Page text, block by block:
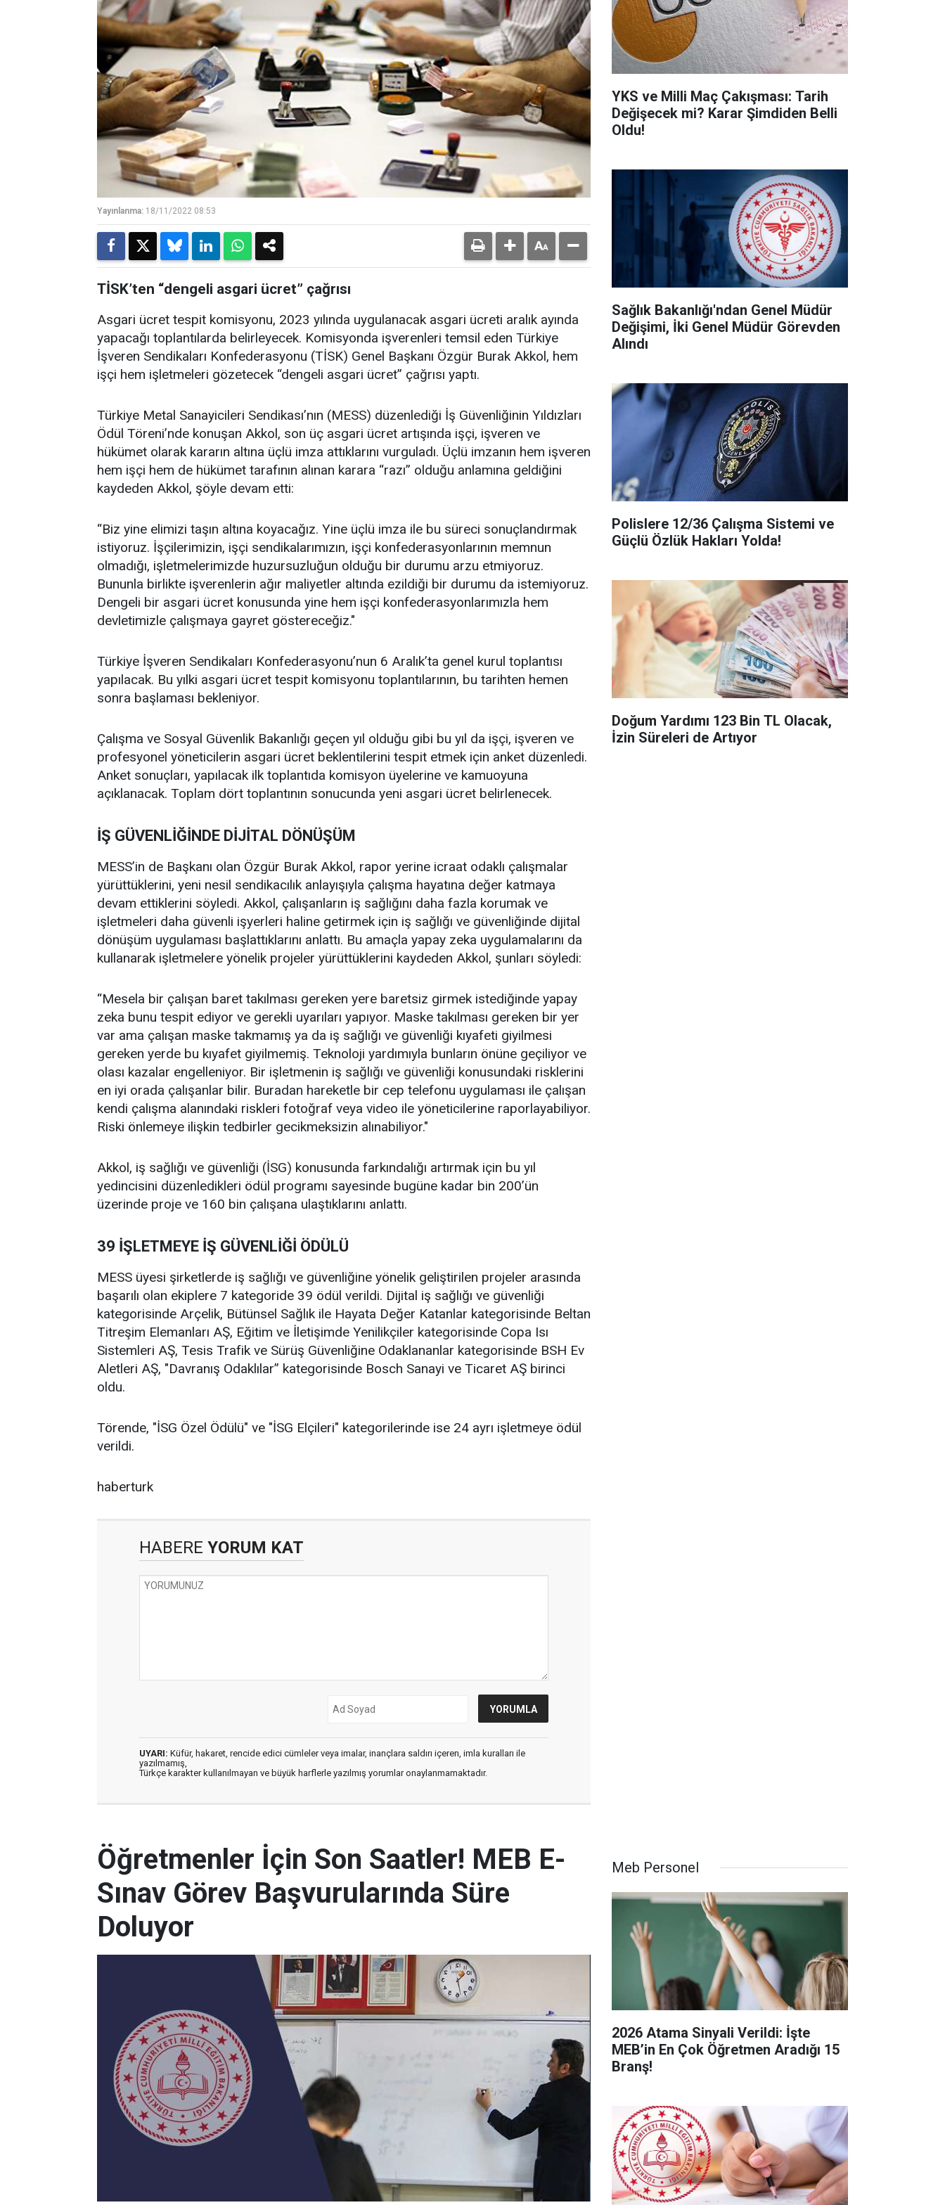
Yayınlanma: 18/11/2022 08:53
TİSK’ten “dengeli asgari ücret” çağrısı
Asgari ücret tespit komisyonu, 2023 yılında uygulanacak asgari ücreti aralık ayında
yapacağı toplantılarda belirleyecek. Komisyonda işverenleri temsil eden Türkiye
İşveren Sendikaları Konfederasyonu (TİSK) Genel Başkanı Özgür Burak Akkol, hem
işçi hem işletmeleri gözetecek “dengeli asgari ücret” çağrısı yaptı.
Türkiye Metal Sanayicileri Sendikası’nın (MESS) düzenlediği İş Güvenliğinin Yıldızları
Ödül Töreni’nde konuşan Akkol, son üç asgari ücret artışında işçi, işveren ve
hükümet olarak kararın altına üçlü imza attıklarını vurguladı. Üçlü imzanın hem işveren
hem işçi hem de hükümet tarafının alınan karara “razı” olduğu anlamına geldiğini
kaydeden Akkol, şöyle devam etti:
“Biz yine elimizi taşın altına koyacağız. Yine üçlü imza ile bu süreci sonuçlandırmak
istiyoruz. İşçilerimizin, işçi sendikalarımızın, işçi konfederasyonlarının memnun
olmadığı, işletmelerimizde huzursuzluğun olduğu bir durumu arzu etmiyoruz.
Bununla birlikte işverenlerin ağır maliyetler altında ezildiği bir durumu da istemiyoruz.
Dengeli bir asgari ücret konusunda yine hem işçi konfederasyonlarımızla hem
devletimizle çalışmaya gayret göstereceğiz."
Türkiye İşveren Sendikaları Konfederasyonu’nun 6 Aralık’ta genel kurul toplantısı
yapılacak. Bu yılki asgari ücret tespit komisyonu toplantılarının, bu tarihten hemen
sonra başlaması bekleniyor.
Çalışma ve Sosyal Güvenlik Bakanlığı geçen yıl olduğu gibi bu yıl da işçi, işveren ve
profesyonel yöneticilerin asgari ücret beklentilerini tespit etmek için anket düzenledi.
Anket sonuçları, yapılacak ilk toplantıda komisyon üyelerine ve kamuoyuna
açıklanacak. Toplam dört toplantının sonucunda yeni asgari ücret belirlenecek.
İŞ GÜVENLİĞİNDE DİJİTAL DÖNÜŞÜM
MESS’in de Başkanı olan Özgür Burak Akkol, rapor yerine icraat odaklı çalışmalar
yürüttüklerini, yeni nesil sendikacılık anlayışıyla çalışma hayatına değer katmaya
devam ettiklerini söyledi. Akkol, çalışanların iş sağlığını daha fazla korumak ve
işletmeleri daha güvenli işyerleri haline getirmek için iş sağlığı ve güvenliğinde dijital
dönüşüm uygulaması başlattıklarını anlattı. Bu amaçla yapay zeka uygulamalarını da
kullanarak işletmelere yönelik projeler yürüttüklerini kaydeden Akkol, şunları söyledi:
“Mesela bir çalışan baret takılması gereken yere baretsiz girmek istediğinde yapay
zeka bunu tespit ediyor ve gerekli uyarıları yapıyor. Maske takılması gereken bir yer
var ama çalışan maske takmamış ya da iş sağlığı ve güvenliği kıyafeti giyilmesi
gereken yerde bu kıyafet giyilmemiş. Teknoloji yardımıyla bunların önüne geçiliyor ve
olası kazalar engelleniyor. Bir işletmenin iş sağlığı ve güvenliği konusundaki risklerini
en iyi orada çalışanlar bilir. Buradan hareketle bir cep telefonu uygulaması ile çalışan
kendi çalışma alanındaki riskleri fotoğraf veya video ile yöneticilerine raporlayabiliyor.
Riski önlemeye ilişkin tedbirler gecikmeksizin alınabiliyor."
Akkol, iş sağlığı ve güvenliği (İSG) konusunda farkındalığı artırmak için bu yıl
yedincisini düzenledikleri ödül programı sayesinde bugüne kadar bin 200’ün
üzerinde proje ve 160 bin çalışana ulaştıklarını anlattı.
39 İŞLETMEYE İŞ GÜVENLİĞİ ÖDÜLÜ
MESS üyesi şirketlerde iş sağlığı ve güvenliğine yönelik geliştirilen projeler arasında
başarılı olan ekiplere 7 kategoride 39 ödül verildi. Dijital iş sağlığı ve güvenliği
kategorisinde Arçelik, Bütünsel Sağlık ile Hayata Değer Katanlar kategorisinde Beltan
Titreşim Elemanları AŞ, Eğitim ve İletişimde Yenilikçiler kategorisinde Copa Isı
Sistemleri AŞ, Tesis Trafik ve Sürüş Güvenliğine Odaklananlar kategorisinde BSH Ev
Aletleri AŞ, "Davranış Odaklılar” kategorisinde Bosch Sanayi ve Ticaret AŞ birinci
oldu.
Törende, "İSG Özel Ödülü" ve "İSG Elçileri" kategorilerinde ise 24 ayrı işletmeye ödül
verildi.
haberturk
HABERE YORUM KAT
UYARI: Küfür, hakaret, rencide edici cümleler veya imalar, inançlara saldırı içeren, imla kuralları ile
yazılmamış,
Türkçe karakter kullanılmayan ve büyük harflerle yazılmış yorumlar onaylanmamaktadır.
YKS ve Milli Maç Çakışması: Tarih
Değişecek mi? Karar Şimdiden Belli
Oldu!
Sağlık Bakanlığı'ndan Genel Müdür
Değişimi, İki Genel Müdür Görevden
Alındı
Polislere 12/36 Çalışma Sistemi ve
Güçlü Özlük Hakları Yolda!
Doğum Yardımı 123 Bin TL Olacak,
İzin Süreleri de Artıyor
Öğretmenler İçin Son Saatler! MEB E-
Sınav Görev Başvurularında Süre
Doluyor
Meb Personel
2026 Atama Sinyali Verildi: İşte
MEB’in En Çok Öğretmen Aradığı 15
Branş!